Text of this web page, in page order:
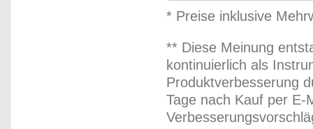
* Preise inklusive
** Diese Meinung
kontinuierlich als
Produktverbesserung
Tage nach Kauf per E-